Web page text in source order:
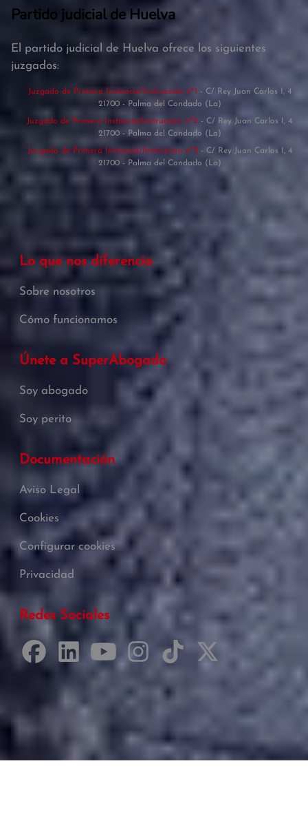
Partido judicial de Huelva
El partido judicial de Huelva ofrece los siguientes
juzgados:
Juzgado de Primera Instancia/Instrucción nº1 - C/ Rey Juan Carlos I, 4
21700 - Palma del Condado (La)
Juzgado de Primera Instancia/Instrucción nº2 - C/ Rey Juan Carlos I, 4
21700 - Palma del Condado (La)
Juzgado de Primera Instancia/Instrucción nº3 - C/ Rey Juan Carlos I, 4
21700 - Palma del Condado (La)
Lo que nos diferencia
Sobre nosotros
Cómo funcionamos
Únete a SuperAbogado
Soy abogado
Soy perito
Documentación
Aviso Legal
Cookies
Configurar cookies
Privacidad
Redes Sociales
Desarrollado por Just Quality